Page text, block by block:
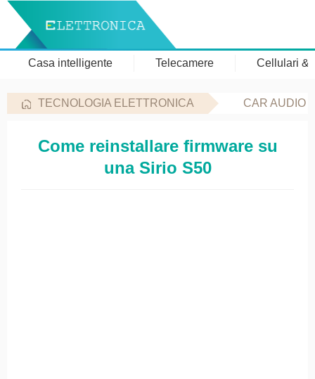
Casa intelligente Telecamere Cellulari &
TECNOLOGIA ELETTRONICA CAR AUDIO
Come reinstallare firmware su
una Sirio S50